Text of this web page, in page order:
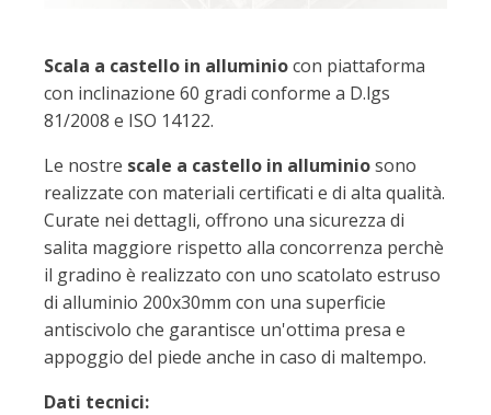
Scala a castello in alluminiocon piattaforma
con inclinazione 60 gradi conforme a D.lgs
81/2008 e ISO 14122.
Le nostre scale a castello in alluminiosono
realizzate con materiali certificati e di alta qualità.
Curate nei dettagli, offrono una sicurezza di
salita maggiore rispetto alla concorrenza perchè
il gradino è realizzato con uno scatolato estruso
di alluminio 200x30mm con una superficie
antiscivolo che garantisce un'ottima presa e
appoggio del piede anche in caso di maltempo.
Dati tecnici: